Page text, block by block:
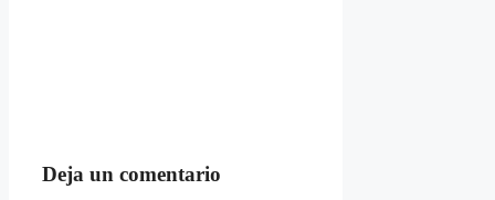
Deja un comentario